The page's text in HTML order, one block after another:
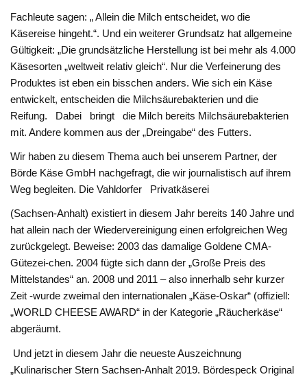
Fachleute sagen: „ Allein die Milch entscheidet, wo die
Käsereise hingeht.“. Und ein weiterer Grundsatz hat allgemeine
Gültigkeit: „Die grundsätzliche Herstellung ist bei mehr als 4.000
Käsesorten „weltweit relativ gleich“. Nur die Verfeinerung des
Produktes ist eben ein bisschen anders. Wie sich ein Käse
entwickelt, entscheiden die Milchsäurebakterien und die
Reifung. Dabei bringt die Milch bereits Milchsäurebakterien
mit. Andere kommen aus der „Dreingabe“ des Futters.
Wir haben zu diesem Thema auch bei unserem Partner, der
Börde Käse GmbH nachgefragt, die wir journalistisch auf ihrem
Weg begleiten. Die Vahldorfer Privatkäserei
(Sachsen-Anhalt) existiert in diesem Jahr bereits 140 Jahre und
hat allein nach der Wiedervereinigung einen erfolgreichen Weg
zurückgelegt. Beweise: 2003 das damalige Goldene CMA-
Gütezei-chen. 2004 fügte sich dann der „Große Preis des
Mittelstandes“ an. 2008 und 2011 – also innerhalb sehr kurzer
Zeit -wurde zweimal den internationalen „Käse-Oskar“ (offiziell:
„WORLD CHEESE AWARD“ in der Kategorie „Räucherkäse“
abgeräumt.
Und jetzt in diesem Jahr die neueste Auszeichnung
„Kulinarischer Stern Sachsen-Anhalt 2019. Bördespeck Original